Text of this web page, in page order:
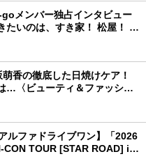
goメンバー独占インタビュー
いのは、すき家！ 松屋！ ミ
香の徹底した日焼けケア！
…〈ビューティ＆ファッショ
ルファドライブワン】「2026
CON TOUR [STAR ROAD] in
ポ【前編】